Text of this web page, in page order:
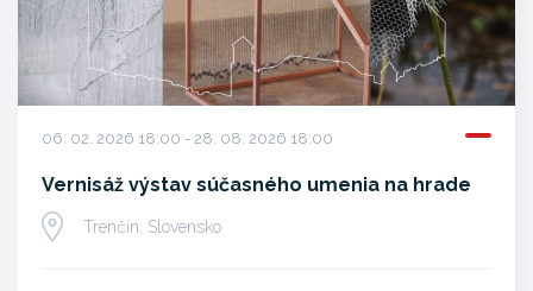
06. 02. 2026 18:00 - 28. 08. 2026 18:00
Vernisáž výstav súčasného umenia na hrade
Trenčín, Slovensko